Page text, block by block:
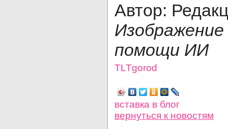
Автор:
помощи ИИ
TLTgorod
вставка в блог
вернуться к новостям